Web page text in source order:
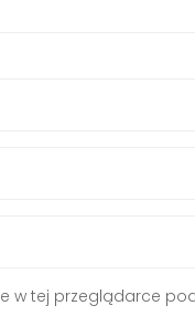
w tej przeglądarce